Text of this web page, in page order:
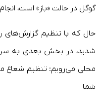
گوگل در حالت «باز» است،
حال که با تنظیم گزارش‌های
شدید، در بخش بعدی به
محلی می‌رویم: تنظیم شعاع
شما